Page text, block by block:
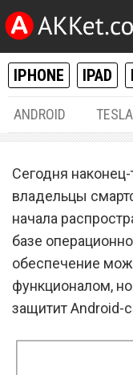
IPHONE IPAD
ANDROID TESLA
Mi Max
Сегодня
владельцы
начала
базе
обеспечение
функционалом,
защитит Android-